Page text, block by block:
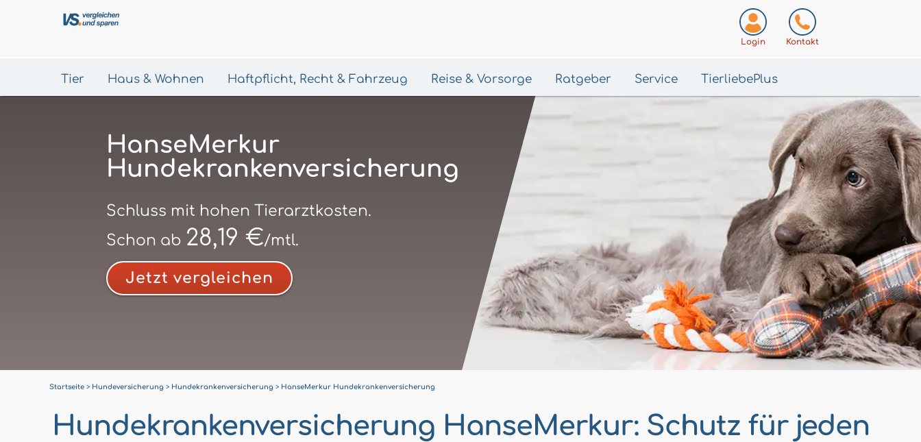
Login Kontakt
Tier Haus & Wohnen Haftpflicht, Recht & Fahrzeug Reise & Vorsorge Ratgeber Service TierliebePlus
HanseMerkur
Hundekrankenversicherung
Schluss mit hohen Tierarztkosten.
Schon ab 28,19 €/mtl.
Jetzt vergleichen
Startseite Hundeversicherung Hundekrankenversicherung HanseMerkur Hundekrankenversicherung
Hundekrankenversicherung HanseMerkur: Schutz für jeden